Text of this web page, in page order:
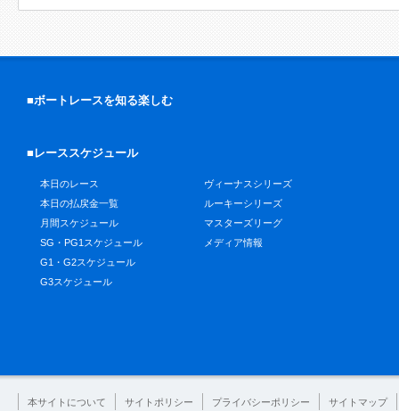
■ボートレースを知る楽しむ
■レーススケジュール
本日のレース
本日の払戻金一覧
月間スケジュール
SG・PG1スケジュール
G1・G2スケジュール
G3スケジュール
ヴィーナスシリーズ
ルーキーシリーズ
マスターズリーグ
メディア情報
本サイトについて サイトポリシー プライバシーポリシー サイトマップ